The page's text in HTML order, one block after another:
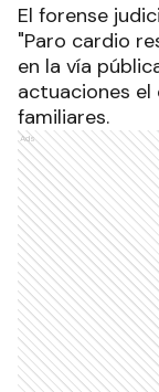
El forense
"Paro cardio
en la vía
actuaciones
familiares.
Ads